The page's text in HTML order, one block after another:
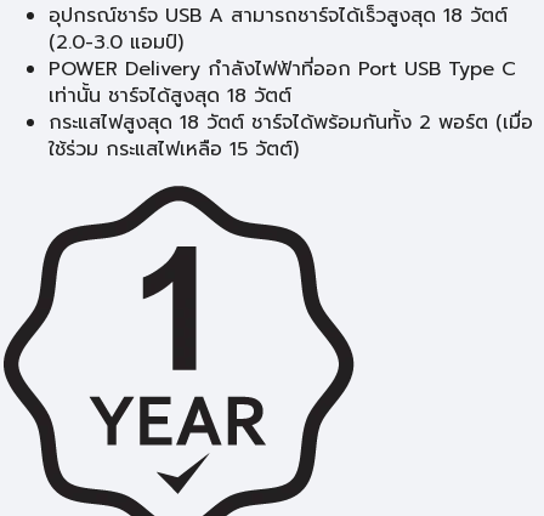
อุปกรณ์ชาร์จ USB A สามารถชาร์จได้เร็วสูงสุด 18 วัตต์
(2.0-3.0 แอมป์)
POWER Delivery กำลังไฟฟ้าที่ออก Port USB Type C
เท่านั้น ชาร์จได้สูงสุด 18 วัตต์
กระแสไฟสูงสุด 18 วัตต์ ชาร์จได้พร้อมกันทั้ง 2 พอร์ต (เมื่อ
ใช้ร่วม กระแสไฟเหลือ 15 วัตต์)